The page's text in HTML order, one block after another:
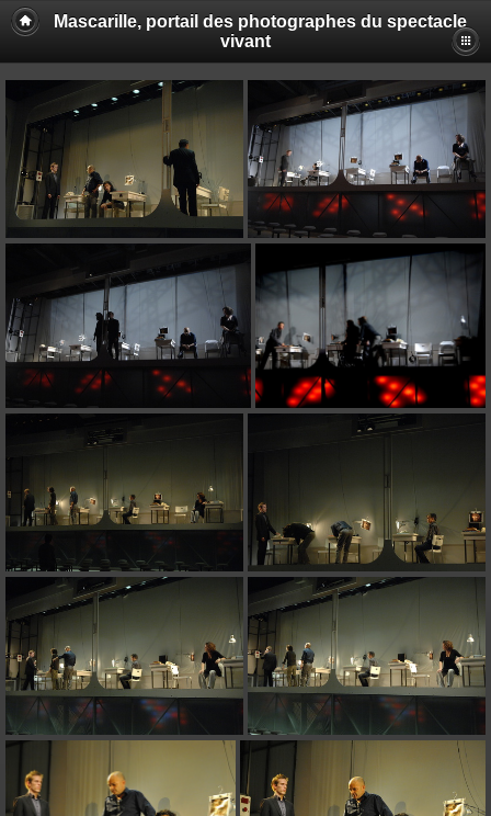
Mascarille, portail des photographes du spectacle
vivant